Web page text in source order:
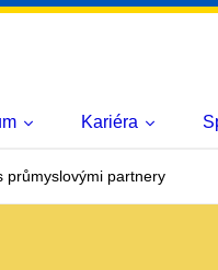
Kariéra
průmyslovými partnery